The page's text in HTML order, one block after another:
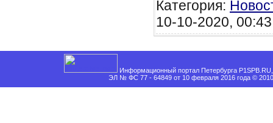
Категория:
10-10-2020,
Информационный портал Петербурга
ЭЛ № ФС 77 - 64849 от 10 февраля 2016 года ©